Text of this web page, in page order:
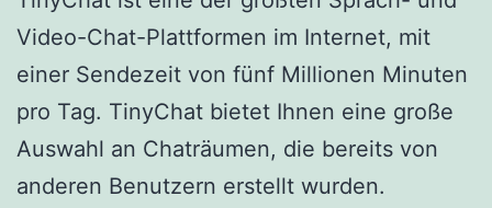
Video-Chat-Plattformen im Internet, mit
einer Sendezeit von fünf Millionen Minuten
pro Tag. TinyChat bietet Ihnen eine große
Auswahl an Chaträumen, die bereits von
anderen Benutzern erstellt wurden.